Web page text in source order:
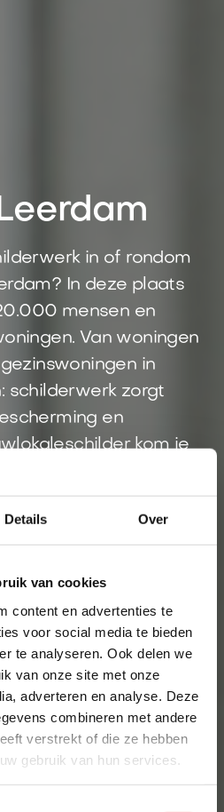
Details Over
van cookies
content en advertenties te
voor social media te bieden
te analyseren. Ook delen we
van onze site met onze
adverteren en analyse. Deze
combineren met andere
verstrekt of die ze hebben
gebruik van hun services.
in of rondom
In deze plaats
mensen en
Van woningen
in
schilderwerk zorgt
en
kom je
een schilder uit de
onduidelijke offertes,
aanvraag.
bij jou in de buurt